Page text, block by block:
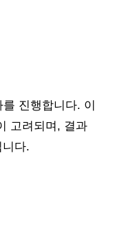
진행합니다. 이
고려되며, 결과
다.